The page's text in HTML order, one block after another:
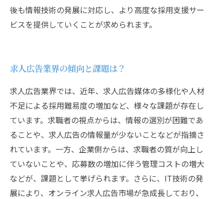
後も情報技術の発展に対応し、より高度な採用支援サー
ビスを提供していくことが求められます。
求人広告業界の傾向と課題は？
求人広告業界では、近年、求人広告媒体の多様化や人材
不足による採用難易度の増加など、様々な課題が存在し
ています。求職者の視点からは、情報の選別が困難であ
ることや、求人広告の情報量が少ないことなどが指摘さ
れています。一方、企業側からは、求職者の質が向上し
ていないことや、応募数の増加に伴う管理コストの増大
などが、課題として挙げられます。さらに、IT技術の発
展により、オンライン求人広告市場が急成長しており、